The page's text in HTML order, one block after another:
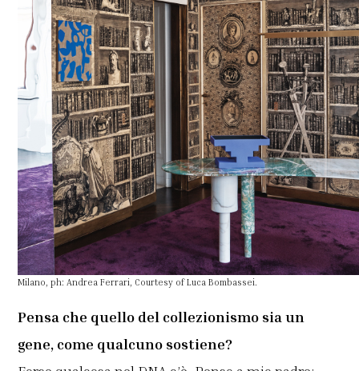
Milano, ph: Andrea Ferrari, Courtesy of Luca Bombassei.
Pensa che quello del collezionismo sia un
gene, come qualcuno sostiene?